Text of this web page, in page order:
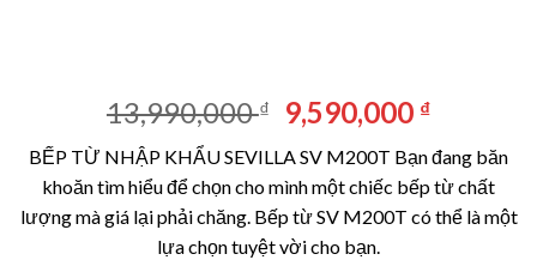
13,990,000₫
Giá
gốc
là:
13,990,000 ₫.
9,590,000 ₫Giá
tại
là:
BẾP TỪ NHẬP KHẨU SEVILLA SV M200T Bạn đang băn
khoăn tìm hiểu để chọn cho mình một chiếc bếp từ chất
lượng mà giá lại phải chăng. Bếp từ SV M200T có thể là một
lựa chọn tuyệt vời cho bạn.